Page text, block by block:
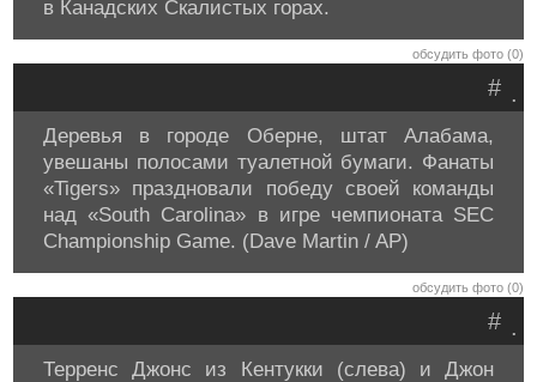
в Канадских Скалистых горах.
обсудить фото (0)
.
#
Деревья в городе Оберне, штат Алабама,
увешаны полосами туалетной бумаги. Фанаты
«Tigers» праздновали победу своей команды
над «South Carolina» в игре чемпионата SEC
Championship Game. (Dave Martin / AP)
обсудить фото (0)
.
#
Терренс Джонс из Кентукки (слева) и Джон